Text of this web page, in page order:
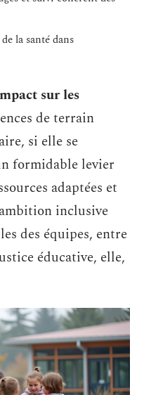
la santé dans
sur les
de terrain
si elle se
formidable levier
adaptées et
inclusive
des équipes, entre
éducative, elle,